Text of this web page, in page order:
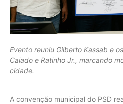
Evento reuniu Gilberto Kassab e
Caiado e Ratinho Jr., marcando
cidade.
A convenção municipal do PSD